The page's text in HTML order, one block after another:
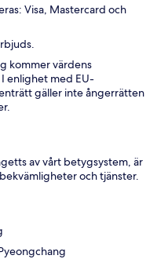
Visa, Mastercard och
kommer värdens
enlighet med EU-
gäller inte ångerrätten
av vårt betygsystem, är
och tjänster.